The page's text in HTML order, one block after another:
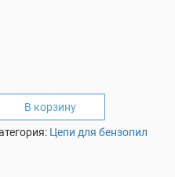
В корзину
Цепи для бензопил